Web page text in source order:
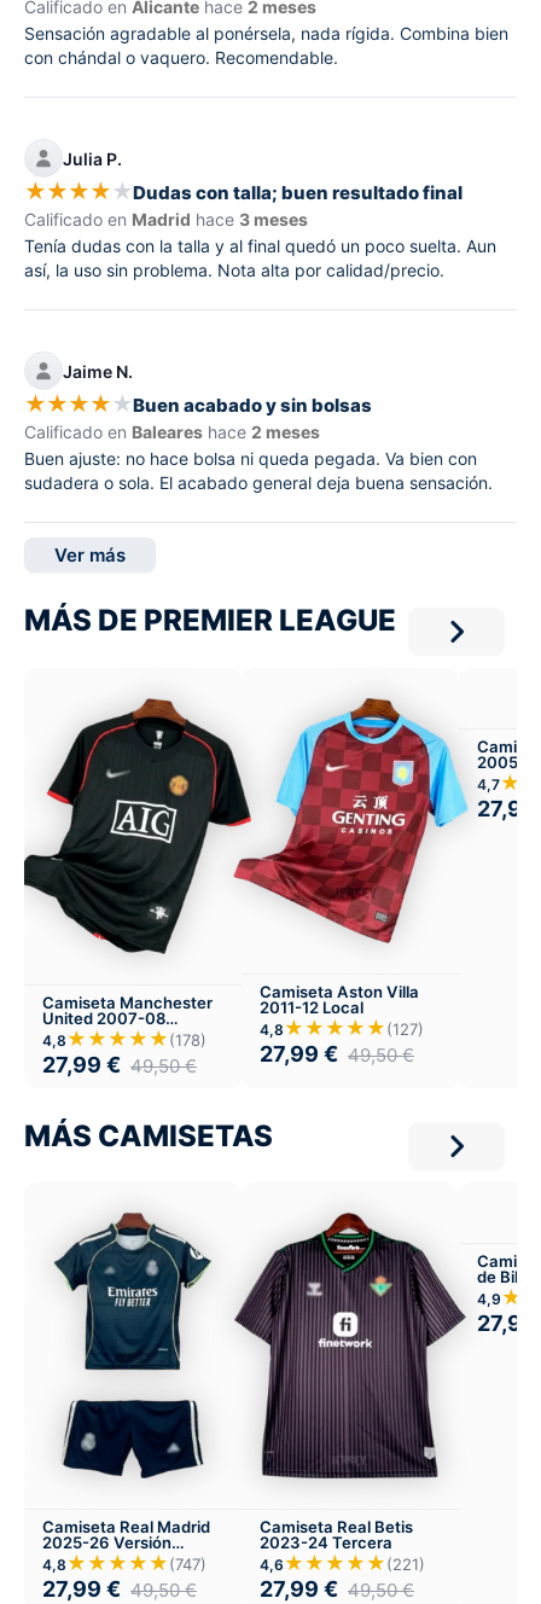
Calificado en Alicante hace 2 meses
Sensación agradable al ponérsela, nada rígida. Combina bien
con chándal o vaquero. Recomendable.
Julia P.
★★★★★Dudas con talla; buen resultado final
Calificado en Madrid hace 3 meses
Tenía dudas con la talla y al final quedó un poco suelta. Aun
así, la uso sin problema. Nota alta por calidad/precio.
Jaime N.
★★★★★Buen acabado y sin bolsas
Calificado en Baleares hace 2 meses
Buen ajuste: no hace bolsa ni queda pegada. Va bien con
sudadera o sola. El acabado general deja buena sensación.
Ver más
MÁS DE PREMIER LEAGUE
Camiseta Manchester
United 2007-08
Visitante
4,8 ★★★★★(178)
27,99 € 49,50€
Camiseta Aston Villa
2011-12 Local
4,8 ★★★★★(127)
27,99 € 49,50€
2005-
4,7
27,99
MÁS CAMISETAS
Camiseta Real Madrid
2025-26 Versión
Infantil Visitante
4,8 ★★★★★(747)
27,99 € 49,50€
Camiseta Real Betis
2023-24 Tercera
4,6 ★★★★★(221)
27,99 € 49,50€
de
Versión
4,9
27,99